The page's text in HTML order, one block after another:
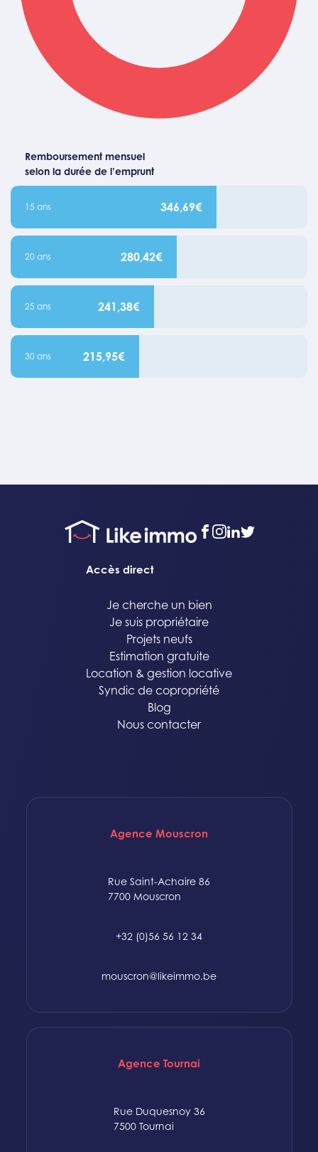
Remboursement mensuel
selon la durée de l’emprunt
15 ans 346,69€
20 ans 280,42€
25 ans 241,38€
30 ans 215,95€
facebook
instagram
linkedin
twitter
Accès direct
Je cherche un bien
Je suis propriétaire
Projets neufs
Estimation gratuite
Location & gestion locative
Syndic de copropriété
Blog
Nous contacter
Agence Mouscron
Rue Saint-Achaire 86
7700 Mouscron
+32 (0)56 56 12 34
mouscron@likeimmo.be
Agence Tournai
Rue Duquesnoy 36
7500 Tournai